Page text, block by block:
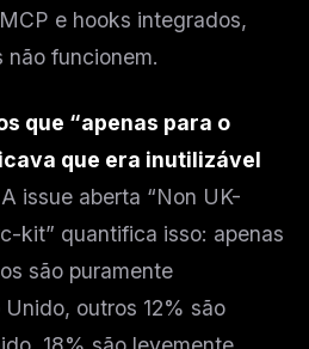
e hooks integrados,
não funcionem.
que “apenas para o
que era inutilizável
A issue aberta “Non UK-
kit” quantifica isso: apenas
são puramente
outros 12% são